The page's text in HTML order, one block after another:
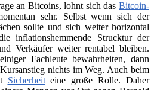
an Bitcoins, lohnt sich das Bitcoin-
sehr. Selbst wenn sich der
sollte und sich weiter horizontal
inflationshemmende Strucktur der
Verkäufer weiter rentabel bleiben.
Fachleute bewahrheiten, dann
nichts im Weg. Auch beim
Sicherheiteine große Rolle. Daher